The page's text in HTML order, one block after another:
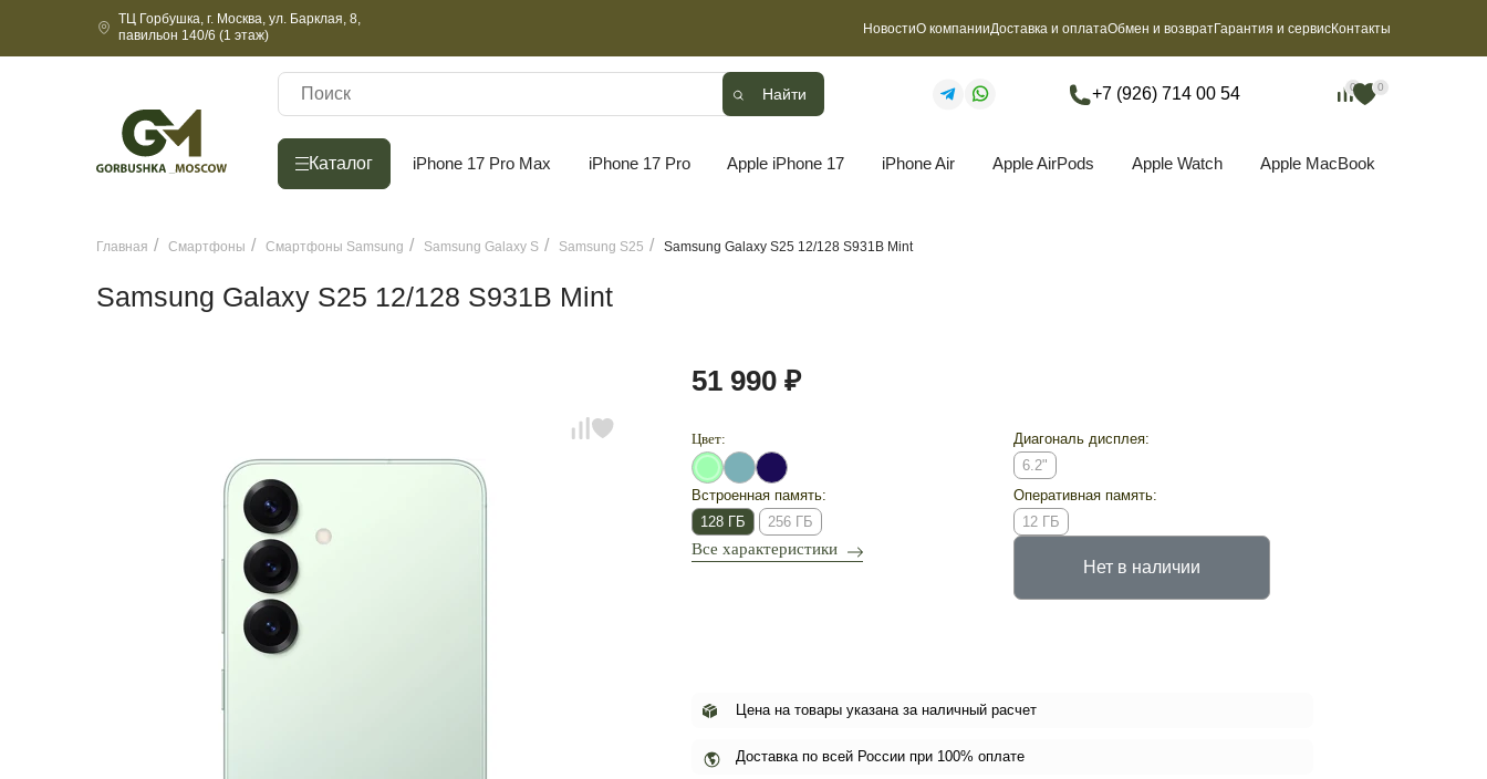
ТЦ Горбушка, г. Москва, ул. Барклая, 8,
павильон 140/6 (1 этаж)
НовостиО компанииДоставка и оплатаОбмен и возвратГарантия и сервисКонтакты
Найти +7 (926) 714 00 54 0 0
Каталог iPhone 17 Pro Max iPhone 17 Pro Apple iPhone 17 iPhone Air Apple AirPods Apple Watch Apple MacBook
0 0
Главная Смартфоны Смартфоны Samsung Samsung Galaxy S Samsung S25 Samsung Galaxy S25 12/128 S931B Mint
Samsung Galaxy S25 12/128 S931B Mint
51 990 ₽
Цвет:
Диагональ дисплея:
6.2"
Встроенная память:
128 ГБ
256 ГБ
Оперативная память:
12 ГБ
Все характеристики
Нет в наличии
Цена на товары указана за наличный расчет
Доставка по всей России при 100% оплате